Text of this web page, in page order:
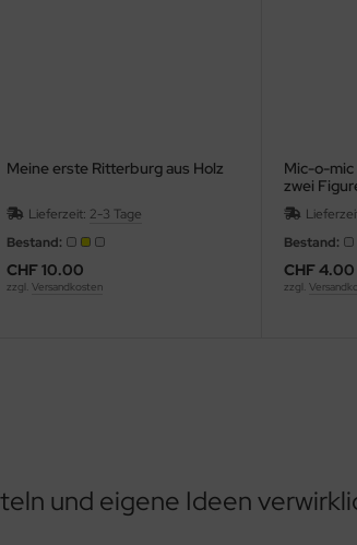
Meine erste Ritterburg aus Holz
Lieferzeit: 2-3 Tage
Bestand:
CHF 10.00
zzgl.Versandkosten
Mic-o-mic
zwei
Bestand:
CHF 4.00
zzgl.
und eigene Ideen